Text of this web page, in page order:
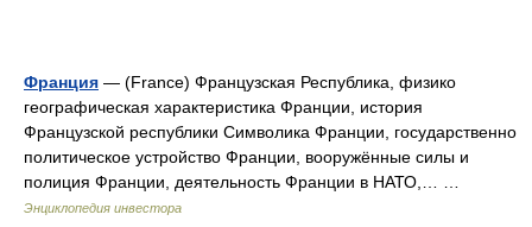
Франция — (France) Французская Республика, физико
географическая характеристика Франции, история
Французской республики Символика Франции, государственно
политическое устройство Франции, вооружённые силы и
полиция Франции, деятельность Франции в НАТО,… …
Энциклопедия инвестора